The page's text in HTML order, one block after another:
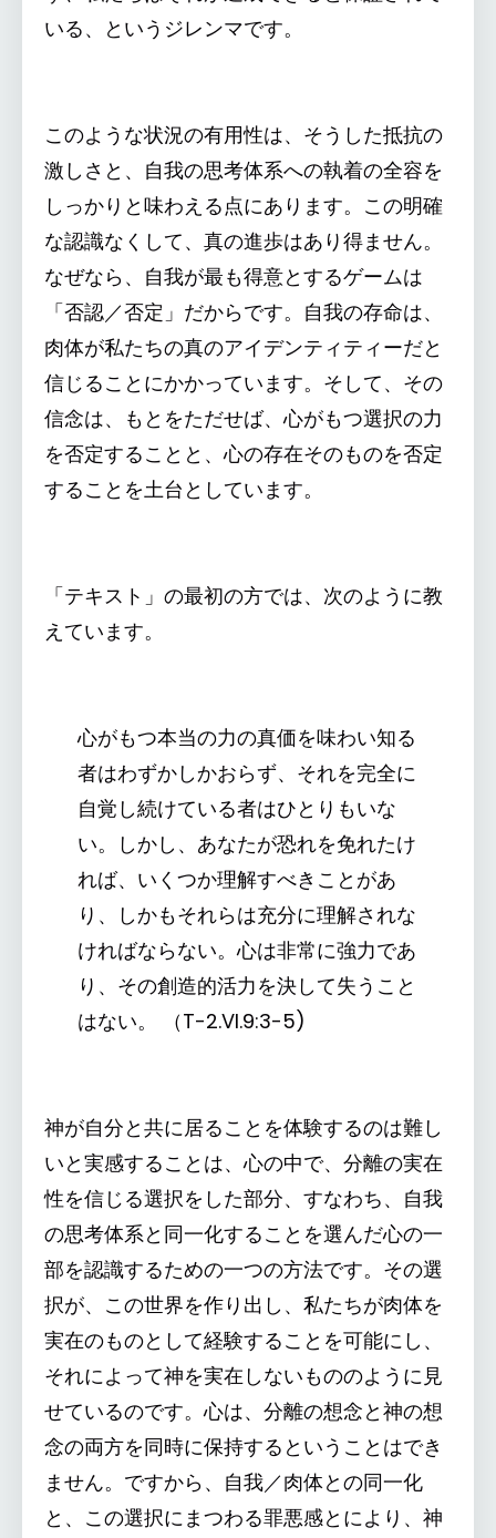
いる、というジレンマです。
このような状況の有用性は、そうした抵抗の
激しさと、自我の思考体系への執着の全容を
しっかりと味わえる点にあります。この明確
な認識なくして、真の進歩はあり得ません。
なぜなら、自我が最も得意とするゲームは
「否認／否定」だからです。自我の存命は、
肉体が私たちの真のアイデンティティーだと
信じることにかかっています。そして、その
信念は、もとをただせば、心がもつ選択の力
を否定することと、心の存在そのものを否定
することを土台としています。
「テキスト」の最初の方では、次のように教
えています。
心がもつ本当の力の真価を味わい知る
者はわずかしかおらず、それを完全に
自覚し続けている者はひとりもいな
い。しかし、あなたが恐れを免れたけ
れば、いくつか理解すべきことがあ
り、しかもそれらは充分に理解されな
ければならない。心は非常に強力であ
り、その創造的活力を決して失うこと
はない。 （T-2.VI.9:3-5)
神が自分と共に居ることを体験するのは難し
いと実感することは、心の中で、分離の実在
性を信じる選択をした部分、すなわち、自我
の思考体系と同一化することを選んだ心の一
部を認識するための一つの方法です。その選
択が、この世界を作り出し、私たちが肉体を
実在のものとして経験することを可能にし、
それによって神を実在しないもののように見
せているのです。心は、分離の想念と神の想
念の両方を同時に保持するということはでき
ません。ですから、自我／肉体との同一化
と、この選択にまつわる罪悪感とにより、神